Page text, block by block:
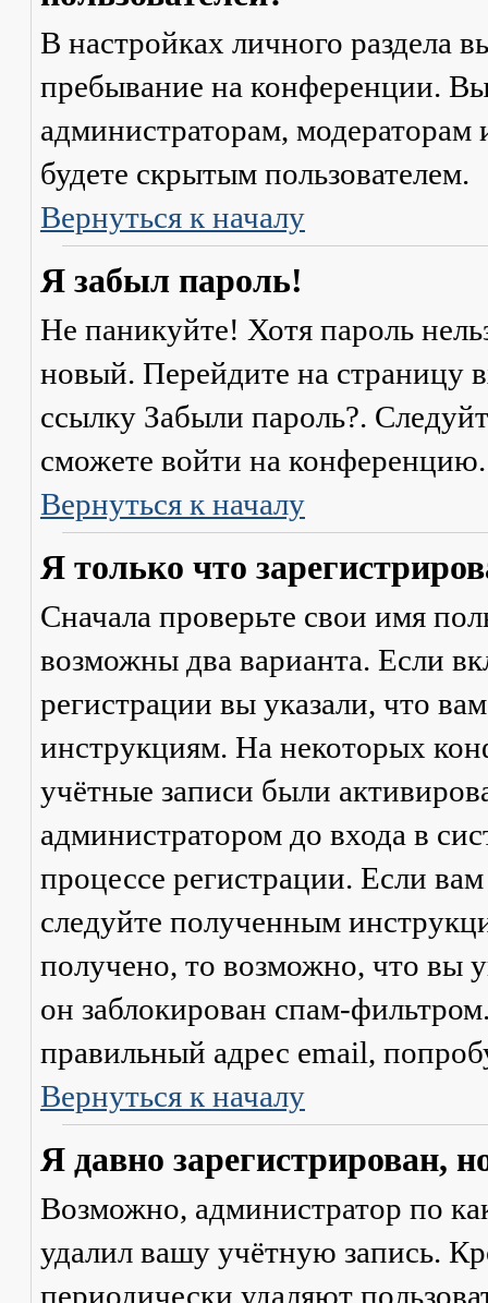
В настройках личного раздела
пребывание на конференции.
администраторам,
будете скрытым пользователем.
Вернуться к началу
Я забыл пароль!
Не паникуйте! Хотя пароль
новый. Перейдите на страницу
ссылку Забыли пароль?.
сможете войти на конференцию.
Вернуться к началу
Я только что
Сначала проверьте свои имя
возможны два варианта. Если
регистрации вы указали, что
инструкциям. На некоторых
учётные записи были
администратором до входа в
процессе регистрации. Если
следуйте полученным
получено, то возможно, что вы
он заблокирован спам-
правильный адрес email,
Вернуться к началу
Я давно зарегистрирован,
Возможно, администратор по
удалил вашу учётную запись.
периодически удаляют